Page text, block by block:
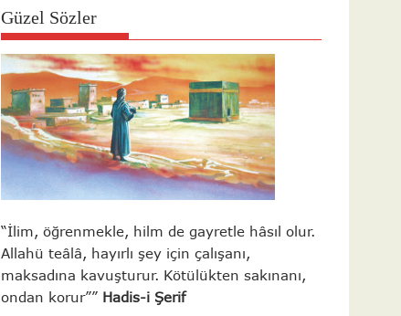
Güzel Sözler
“İlim, öğrenmekle, hilm de gayretle hâsıl olur.
Allahü teâlâ, hayırlı şey için çalışanı,
maksadına kavuşturur. Kötülükten sakınanı,
ondan korur”” Hadis-i Şerif